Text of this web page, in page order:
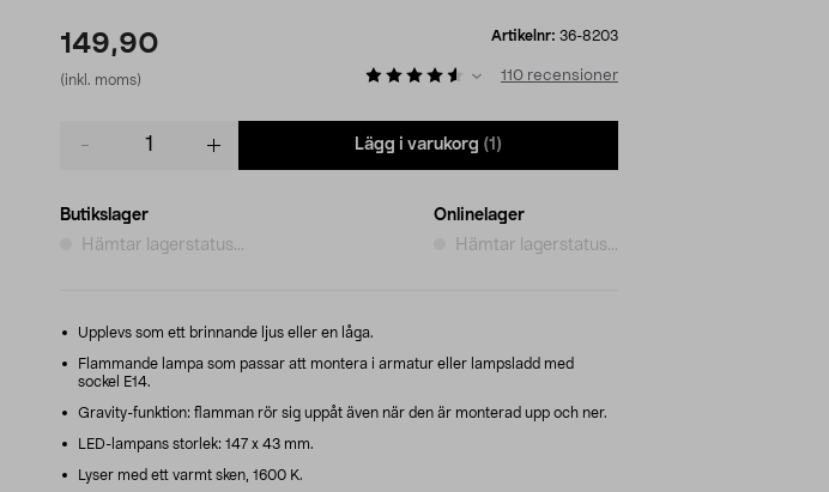
149,90
(inkl. moms)
Artikelnr: 36-8203
110 recensioner
Lägg i varukorg (1)
Butikslager
Hämtar lagerstatus...
Onlinelager
Hämtar lagerstatus...
Upplevs som ett brinnande ljus eller en låga.
Flammande lampa som passar att montera i armatur eller lampsladd med
sockel E14.
Gravity-funktion: flamman rör sig uppåt även när den är monterad upp och ner.
LED-lampans storlek: 147 x 43 mm.
Lyser med ett varmt sken, 1600 K.